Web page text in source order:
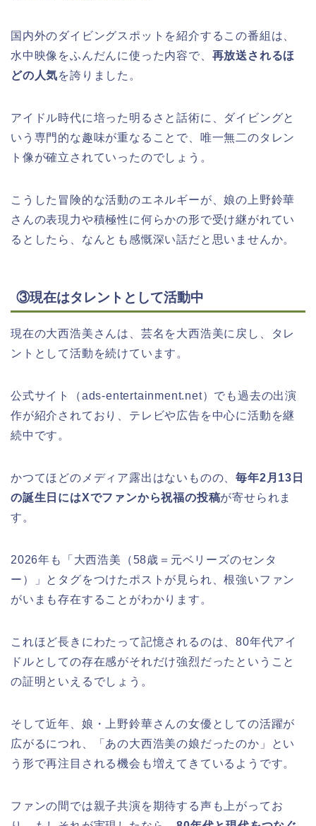
国内外のダイビングスポットを紹介するこの番組は、
水中映像をふんだんに使った内容で、 再放送されるほ
どの人気を誇りました。
アイドル時代に培った明るさと話術に、ダイビングと
いう専門的な趣味が重なることで、唯一無二のタレン
ト像が確立されていったのでしょう。
こうした冒険的な活動のエネルギーが、娘の上野鈴華
さんの表現力や積極性に何らかの形で受け継がれてい
るとしたら、なんとも感慨深い話だと思いませんか。
③現在はタレントとして活動中
現在の大西浩美さんは、芸名を大西浩美に戻し、タレ
ントとして活動を続けています。
公式サイト（ads-entertainment.net）でも過去の出演
作が紹介されており、テレビや広告を中心に活動を継
続中です。
かつてほどのメディア露出はないものの、毎年2月13日
の誕生日にはXでファンから祝福の投稿が寄せられま
す。
2026年も「大西浩美（58歳＝元ベリーズのセンタ
ー）」とタグをつけたポストが見られ、根強いファン
がいまも存在することがわかります。
これほど長きにわたって記憶されるのは、80年代アイ
ドルとしての存在感がそれだけ強烈だったということ
の証明といえるでしょう。
そして近年、娘・上野鈴華さんの女優としての活躍が
広がるにつれ、「あの大西浩美の娘だったのか」とい
う形で再注目される機会も増えてきているようです。
ファンの間では親子共演を期待する声も上がってお